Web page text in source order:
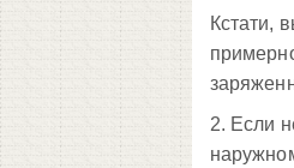
Кстати,
2. Если